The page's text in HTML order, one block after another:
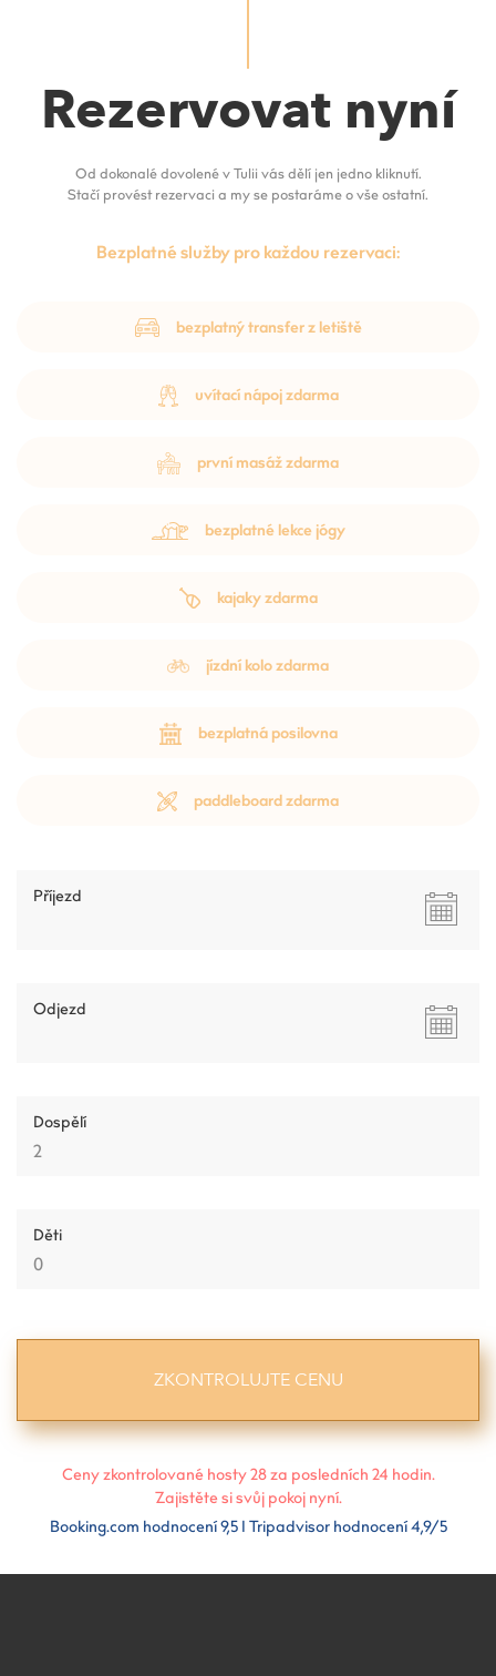
Rezervovat nyní
Od dokonalé dovolené v Tulii vás dělí jen jedno kliknutí.
Stačí provést rezervaci a my se postaráme o vše ostatní.
Bezplatné služby pro každou rezervaci:
bezplatný transfer z letiště
uvítací nápoj zdarma
první masáž zdarma
bezplatné lekce jógy
kajaky zdarma
jízdní kolo zdarma
bezplatná posilovna
paddleboard zdarma
Příjezd
Odjezd
Dospělí
Děti
Ceny zkontrolované hosty 28za posledních 24 hodin.
Zajistěte si svůj pokoj nyní.
Booking.com hodnocení 9,5 I Tripadvisor hodnocení 4,9/5